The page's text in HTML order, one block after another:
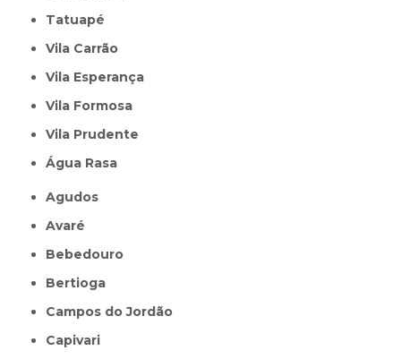
Tatuapé
Vila Carrão
Vila Esperança
Vila Formosa
Vila Prudente
Água Rasa
Agudos
Avaré
Bebedouro
Bertioga
Campos do Jordão
Capivari